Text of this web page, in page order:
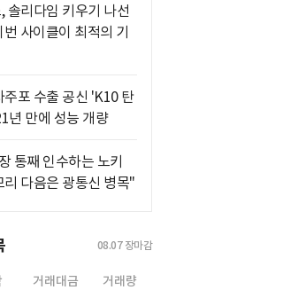
솔리다임 키우기 나선
사이클이 최적의 기
주포 수출 공신 'K10 탄
년 만에 성능 개량
통째 인수하는 노키
다음은 광통신 병목"
08.07 장마감
거래대금 거래량